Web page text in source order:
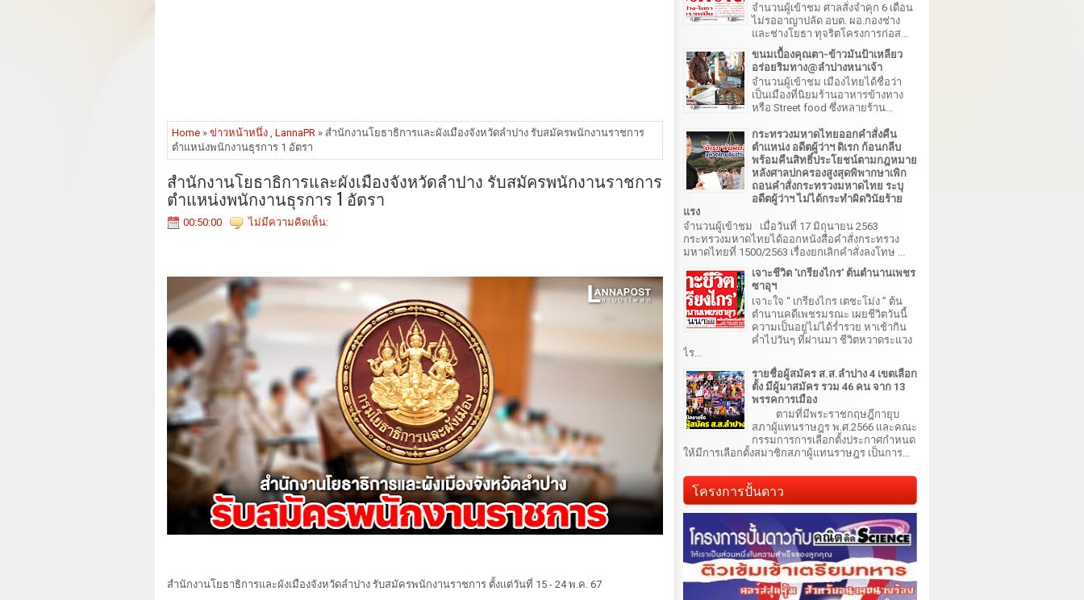
Home » ข่าวหน้าหนึ่ง , LannaPR » สำนักงานโยธาธิการและผังเมืองจังหวัดลำปาง รับสมัครพนักงานราชการ
ตำแหน่งพนักงานธุรการ 1 อัตรา
สำนักงานโยธาธิการและผังเมืองจังหวัดลำปาง รับสมัครพนักงานราชการ
ตำแหน่งพนักงานธุรการ 1 อัตรา
00:50:00 ไม่มีความคิดเห็น:
สำนักงานโยธาธิการและผังเมืองจังหวัดลำปาง รับสมัครพนักงานราชการ ตั้งแต่วันที่ 15 - 24 พ.ค. 67
จำนวนผู้เข้าชม ศาลสั่งจำคุก 6 เดือน
ไม่รออาญาปลัด อบต. ผอ.กองช่าง
และช่างโยธา ทุจริตโครงการก่อส...
ขนมเบื้องคุณตา-ข้าวมันป้าเหลียว
อร่อยริมทาง@ลำปางหนาเจ้า
จำนวนผู้เข้าชม เมืองไทยได้ชื่อว่า
เป็นเมืองที่นิยมร้านอาหารข้างทาง
หรือ Street food ซึ่งหลายร้าน...
กระทรวงมหาดไทยออกคำสั่งคืน
ตำแหน่ง อดีตผู้ว่าฯ ดิเรก ก้อนกลีบ
พร้อมคืนสิทธิ์ประโยชน์ตามกฎหมาย
หลังศาลปกครองสูงสุดพิพากษาเพิก
ถอนคำสั่งกระทรวงมหาดไทย ระบุ
อดีตผู้ว่าฯ ไม่ได้กระทำผิดวินัยร้าย
แรง
จำนวนผู้เข้าชม เมื่อวันที่ 17 มิถุนายน 2563
กระทรวงมหาดไทยได้ออกหนังสือคำสั่งกระทรวง
มหาดไทยที่ 1500/2563 เรื่องยกเลิกคำสั่งลงโทษ ...
เจาะชีวิต 'เกรียงไกร' ต้นตำนานเพชร
ซาอุฯ
เจาะใจ “ เกรียงไกร เตชะโม่ง ” ต้น
ตำนานคดีเพชรมรณะ เผยชีวิตวันนี้
ความเป็นอยู่ไม่ได้ร่ำรวย หาเช้ากิน
ค่ำไปวันๆ ที่ผ่านมา ชีวิตหวาดระแวง
ไร...
รายชื่อผู้สมัคร ส.ส.ลำปาง 4 เขตเลือก
ตั้ง มีผู้มาสมัคร รวม 46 คน จาก 13
พรรคการเมือง
ตามที่มีพระราชกฤษฎีกายุบ
สภาผู้แทนราษฎร พ.ศ.2566 และคณะ
กรรมการการเลือกตั้งประกาศกำหนด
ให้มีการเลือกตั้งสมาชิกสภาผู้แทนราษฎร เป็นการ...
โครงการปั้นดาว